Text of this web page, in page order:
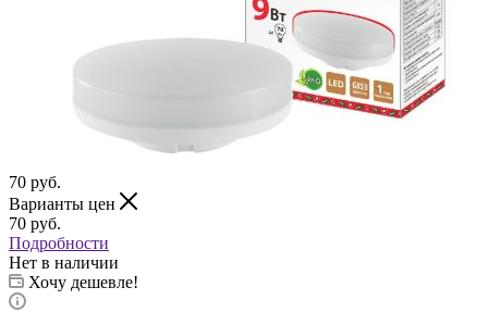
70 руб.
Варианты цен
70 руб.
Подробности
Нет в наличии
Хочу дешевле!